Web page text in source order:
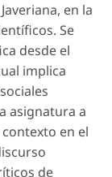
en la
Se
desde el
implica
asignatura a
en el
de